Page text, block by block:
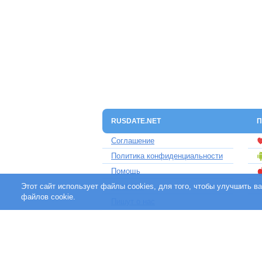
RUSDATE.NET
Соглашение
Политика конфиденциальности
Помощь
Контакты
Этот сайт использует файлы cookies, для того, чтобы улучшить
файлов cookie.